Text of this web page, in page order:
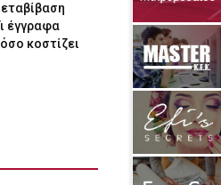
έγγραφα
κοστίζει